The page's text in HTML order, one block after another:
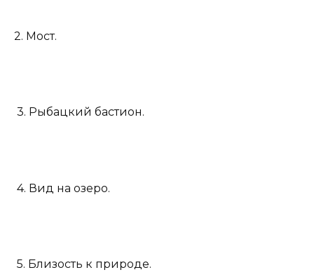
2. Мост.
3. Рыбацкий бастион.
4. Вид на озеро.
5. Близость к природе.